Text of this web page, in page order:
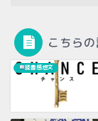
こちら
読書感想文